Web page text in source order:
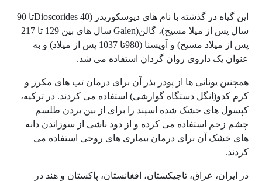
این گیاه در گذشته با نام های دیوسکوریدز (Dioscorides 40تا 90
سال پس از میلا مسیح)، گالن(Galen سال های بین 129 تا 217
پس از میلاد مسیح) و آویسنا (980تا 1037 پس از میلاد) و به
عنوان یک داروی روان گردان استفاده می شد.
همچنین یونانی ها از پودر بذر آن برای درمان تب های مکرر و
کرم کدو(انگل دستگاه گوارشی) استفاده می کردند. در ترکیه،
کپسول های خشک شده اسپند را برای از بین بردن طلسم
چشم زخم استفاده می کرده و از دود ناشی از سوزاندن دانه
های خشک آن برای درمان بیماری های روحی استفاده می
کردند.
در ایران، عراق، تاجیکستان، افغانستان، پاکستان و هند در